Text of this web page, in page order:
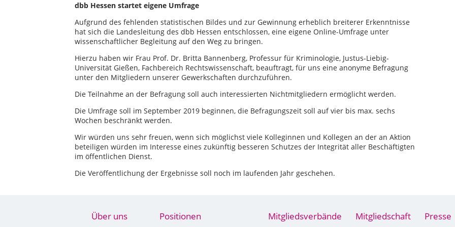
dbb Hessen startet eigene Umfrage
Aufgrund des fehlenden statistischen Bildes und zur Gewinnung erheblich breiterer Erkenntnisse
hat sich die Landesleitung des dbb Hessen entschlossen, eine eigene Online-Umfrage unter
wissenschaftlicher Begleitung auf den Weg zu bringen.
Hierzu haben wir Frau Prof. Dr. Britta Bannenberg, Professur für Kriminologie, Justus-Liebig-
Universität Gießen, Fachbereich Rechtswissenschaft, beauftragt, für uns eine anonyme Befragung
unter den Mitgliedern unserer Gewerkschaften durchzuführen.
Die Teilnahme an der Befragung soll auch interessierten Nichtmitgliedern ermöglicht werden.
Die Umfrage soll im September 2019 beginnen, die Befragungszeit soll auf vier bis max. sechs
Wochen beschränkt werden.
Wir würden uns sehr freuen, wenn sich möglichst viele Kolleginnen und Kollegen an der an Aktion
beteiligen würden im Interesse eines zukünftig besseren Schutzes der Integrität aller Beschäftigten
im öffentlichen Dienst.
Die Veröffentlichung der Ergebnisse soll noch im laufenden Jahr geschehen.
Über uns Positionen Mitgliedsverbände Mitgliedschaft Presse